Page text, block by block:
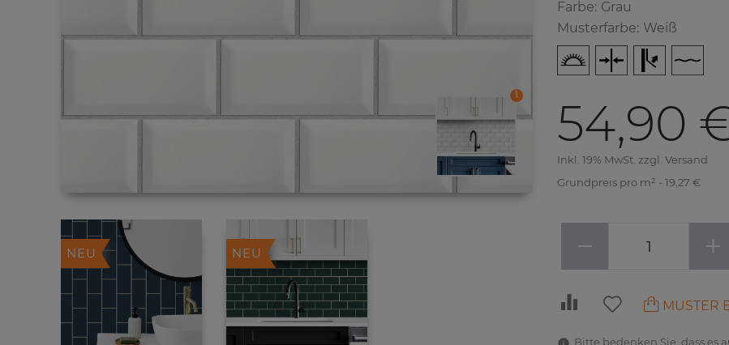
1
NEU NEU
Farbe: Grau
Musterfarbe: Weiß
54,90
Inkl. 19% MwSt. zzgl. Versand
Grundpreis pro m² - 19,27 €
− +
MUSTER
Bitte bedenken Sie, dass